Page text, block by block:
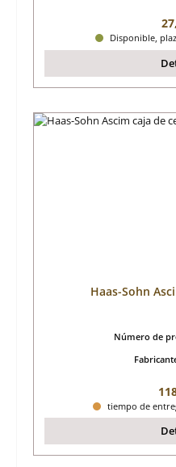
Disponible,
Haas-Sohn
Número de
tiempo de